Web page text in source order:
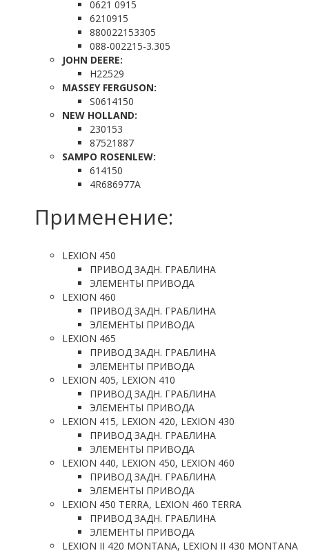
0621 0915
6210915
880022153305
088-002215-3.305
JOHN DEERE:
H22529
MASSEY FERGUSON:
S0614150
NEW HOLLAND:
230153
87521887
SAMPO ROSENLEW:
614150
4R686977A
Применение:
LEXION 450
ПРИВОД ЗАДН. ГРАБЛИНА
ЭЛЕМЕНТЫ ПРИВОДА
LEXION 460
ПРИВОД ЗАДН. ГРАБЛИНА
ЭЛЕМЕНТЫ ПРИВОДА
LEXION 465
ПРИВОД ЗАДН. ГРАБЛИНА
ЭЛЕМЕНТЫ ПРИВОДА
LEXION 405, LEXION 410
ПРИВОД ЗАДН. ГРАБЛИНА
ЭЛЕМЕНТЫ ПРИВОДА
LEXION 415, LEXION 420, LEXION 430
ПРИВОД ЗАДН. ГРАБЛИНА
ЭЛЕМЕНТЫ ПРИВОДА
LEXION 440, LEXION 450, LEXION 460
ПРИВОД ЗАДН. ГРАБЛИНА
ЭЛЕМЕНТЫ ПРИВОДА
LEXION 450 TERRA, LEXION 460 TERRA
ПРИВОД ЗАДН. ГРАБЛИНА
ЭЛЕМЕНТЫ ПРИВОДА
LEXION II 420 MONTANA, LEXION II 430 MONTANA